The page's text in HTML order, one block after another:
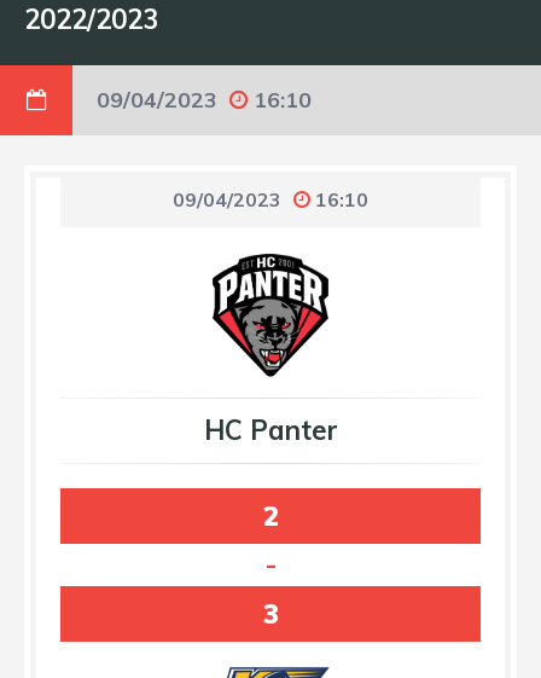
2022/2023
09/04/2023 16:10
09/04/2023 16:10
HC Panter
2
-
3